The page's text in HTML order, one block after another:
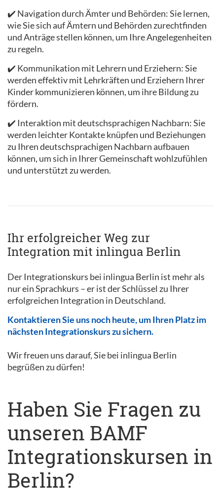
✔️ Navigation durch Ämter und Behörden: Sie lernen,
wie Sie sich auf Ämtern und Behörden zurechtfinden
und Anträge stellen können, um Ihre Angelegenheiten
zu regeln.
✔️ Kommunikation mit Lehrern und Erziehern: Sie
werden effektiv mit Lehrkräften und Erziehern Ihrer
Kinder kommunizieren können, um ihre Bildung zu
fördern.
✔️ Interaktion mit deutschsprachigen Nachbarn: Sie
werden leichter Kontakte knüpfen und Beziehungen
zu Ihren deutschsprachigen Nachbarn aufbauen
können, um sich in Ihrer Gemeinschaft wohlzufühlen
und unterstützt zu werden.
Ihr erfolgreicher Weg zur
Integration mit inlingua Berlin
Der Integrationskurs bei inlingua Berlin ist mehr als
nur ein Sprachkurs – er ist der Schlüssel zu Ihrer
erfolgreichen Integration in Deutschland.
Kontaktieren Sie uns noch heute, um Ihren Platz im
nächsten Integrationskurs zu sichern.
Wir freuen uns darauf, Sie bei inlingua Berlin
begrüßen zu dürfen!
Haben Sie Fragen zu
unseren BAMF
Integrationskursen in
Berlin?